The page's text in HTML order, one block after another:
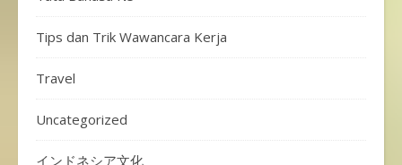
Tips dan Trik Wawancara Kerja
Travel
Uncategorized
インドネシア文化